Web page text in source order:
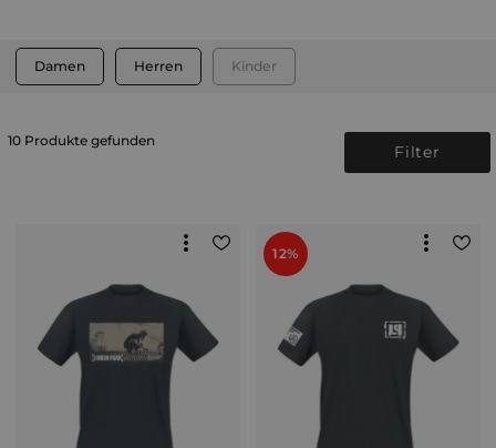
Damen Herren Kinder
10 Produkte gefunden
Filter
12%